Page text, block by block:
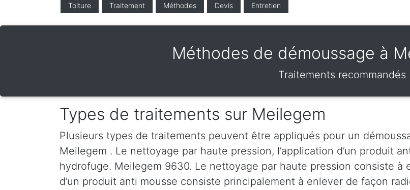
Toiture Traitement Méthodes Devis Entretien
Méthodes de démoussage à
Traitements recommandés
Types de traitements sur Meilegem
Plusieurs types de traitements peuvent être appliqués pour un
Meilegem . Le nettoyage par haute pression, l’application d’un produit
hydrofuge. Meilegem 9630. Le nettoyage par haute pression consiste à
d’un produit anti mousse consiste principalement à enlever de façon